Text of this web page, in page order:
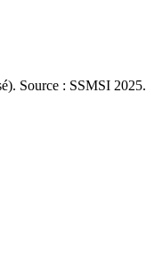
). Source : SSMSI 2025.